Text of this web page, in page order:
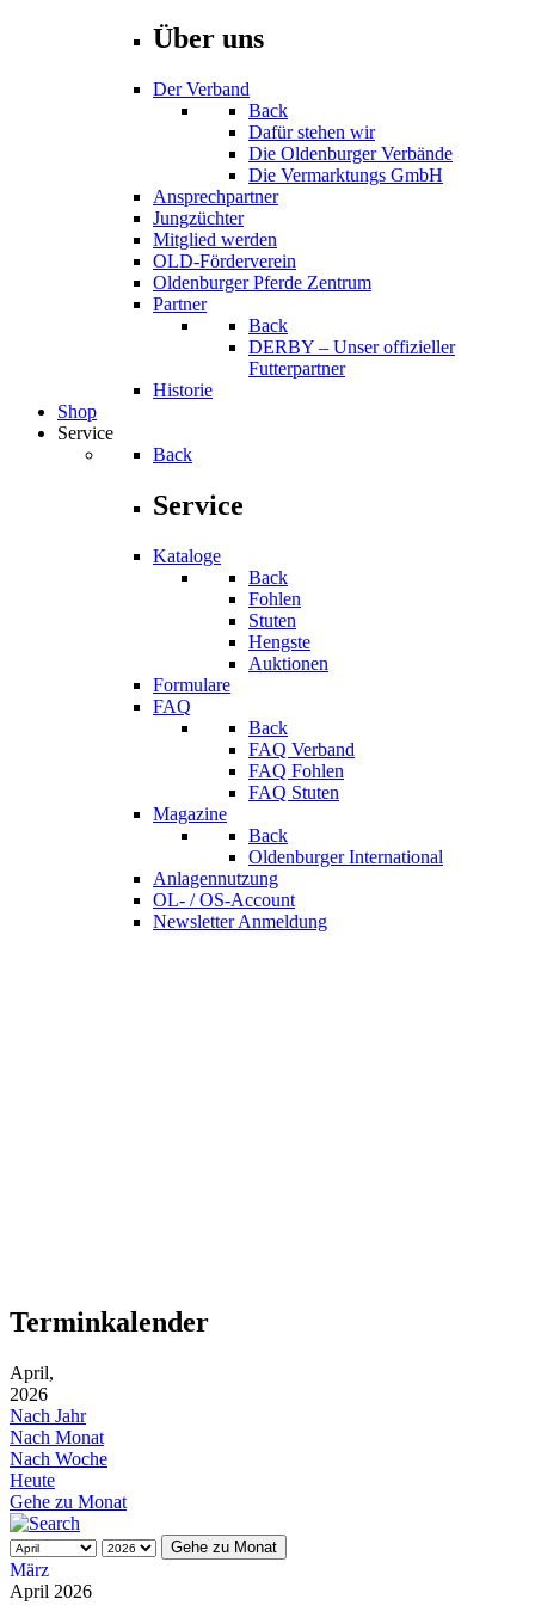
Über uns
Der Verband
Back
Dafür stehen wir
Die Oldenburger Verbände
Die Vermarktungs GmbH
Ansprechpartner
Jungzüchter
Mitglied werden
OLD-Förderverein
Oldenburger Pferde Zentrum
Partner
Back
DERBY – Unser offizieller
Futterpartner
Historie
Shop
Service
Back
Service
Kataloge
Back
Fohlen
Stuten
Hengste
Auktionen
Formulare
FAQ
Back
FAQ Verband
FAQ Fohlen
FAQ Stuten
Magazine
Back
Oldenburger International
Anlagennutzung
OL- / OS-Account
Newsletter Anmeldung
Terminkalender
April,
2026
Nach Jahr
Nach Monat
Nach Woche
Heute
Gehe zu Monat
Gehe zu Monat
März
April 2026